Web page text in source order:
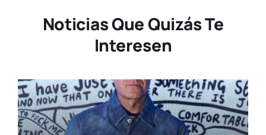
Noticias Que Quizás Te
Interesen